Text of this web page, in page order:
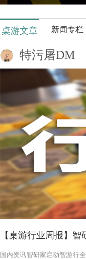
桌游文章 新闻专栏
特污屠DM
【桌游行业周报】
国内资讯智研家启动智游行